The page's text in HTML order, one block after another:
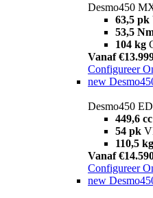
Desmo450
63,5 pk
53,5
104 kg
Vanaf
Configureer
new
Desmo450
449,6 cc
54 pk
110,5 kg
Vanaf
Configureer
new